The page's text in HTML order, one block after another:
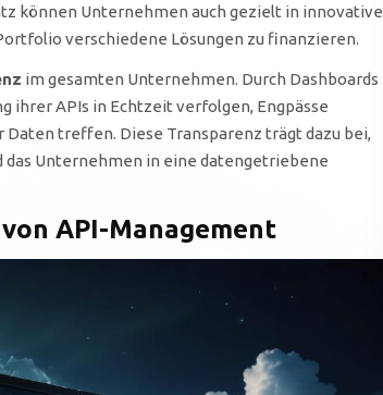
können Unternehmen auch gezielt in innovative
verschiedene Lösungen zu finanzieren.
im gesamten Unternehmen. Durch Dashboards
ihrer APIs in Echtzeit verfolgen, Engpässe
treffen. Diese Transparenz trägt dazu bei,
Unternehmen in eine datengetriebene
API-Management